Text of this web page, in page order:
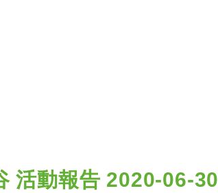
活動報告 2020-06-30